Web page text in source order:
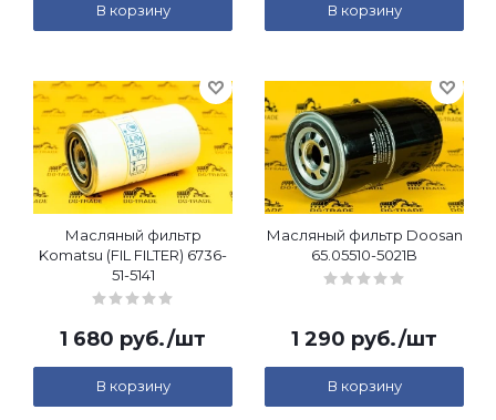
В корзину В корзину
Масляный фильтр
Komatsu (FIL FILTER) 6736-
51-5141
1 680 руб./шт
В корзину
Масляный фильтр Doosan
65.05510-5021B
1 290 руб./шт
В корзину